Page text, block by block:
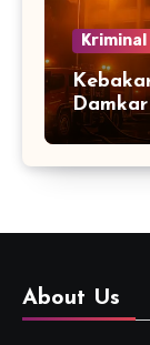
Kriminal
About Us